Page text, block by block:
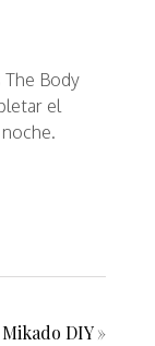
Body
el
Mikado DIY»